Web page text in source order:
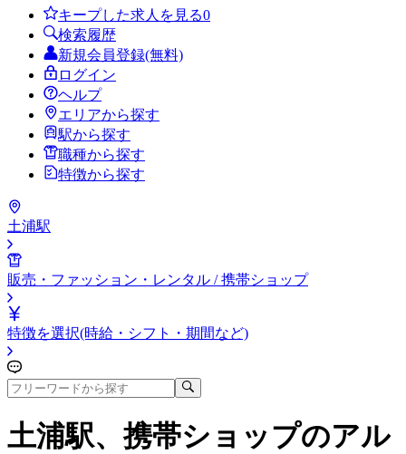
キープした求人を見る0
検索履歴
新規会員登録(無料)
ログイン
ヘルプ
エリアから探す
駅から探す
職種から探す
特徴から探す
土浦駅
販売・ファッション・レンタル / 携帯ショップ
特徴を選択(時給・シフト・期間など)
土浦駅、携帯ショップのアル